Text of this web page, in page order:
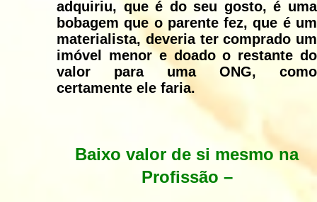
adquiriu, que é do seu gosto, é uma
bobagem que o parente fez, que é um
materialista, deveria ter comprado um
imóvel menor e doado o restante do
valor para uma ONG, como
certamente ele faria.
Baixo valor de si mesmo na
Profissão –